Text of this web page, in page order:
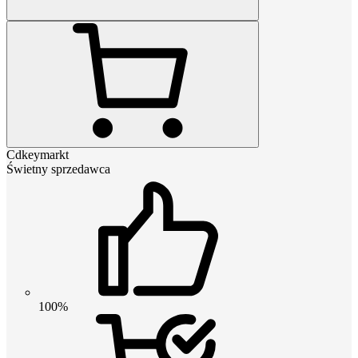
Cdkeymarkt
Świetny sprzedawca
100%